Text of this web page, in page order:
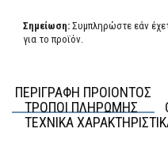
Σημείωση: Συμπληρώστε εάν
για το προϊόν.
ΠΕΡΙΓΡΑΦΗ ΠΡΟΙΟΝΤΟΣ
ΤΡΟΠΟΙ ΠΛΗΡΩΜΗΣ
ΤΕΧΝΙΚΑ